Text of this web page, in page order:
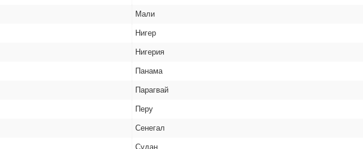
Мали
Нигер
Нигерия
Панама
Парагвай
Перу
Сенегал
Судан